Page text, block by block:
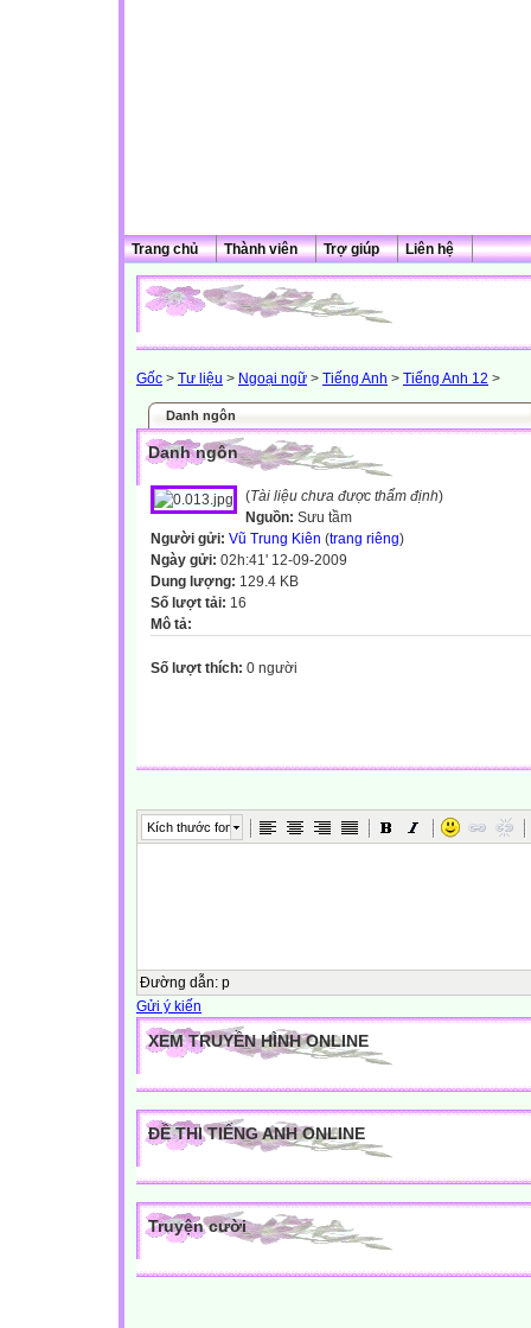
Trang chủ Thành viên Trợ giúp Liên hệ
Gốc > Tư liệu > Ngoại ngữ > Tiếng Anh > Tiếng Anh 12 >
Danh ngôn
Danh ngôn
(Tài liệu chưa được thẩm định)
Nguồn: Sưu tầm
Người gửi: Vũ Trung Kiên (trang riêng)
Ngày gửi: 02h:41' 12-09-2009
Dung lượng: 129.4 KB
Số lượt tải: 16
Mô tả:
Số lượt thích: 0 người
Kích thước font
Đường dẫn: p
Gửi ý kiến
XEM TRUYỀN HÌNH ONLINE
ĐỀ THI TIẾNG ANH ONLINE
Truyện cười